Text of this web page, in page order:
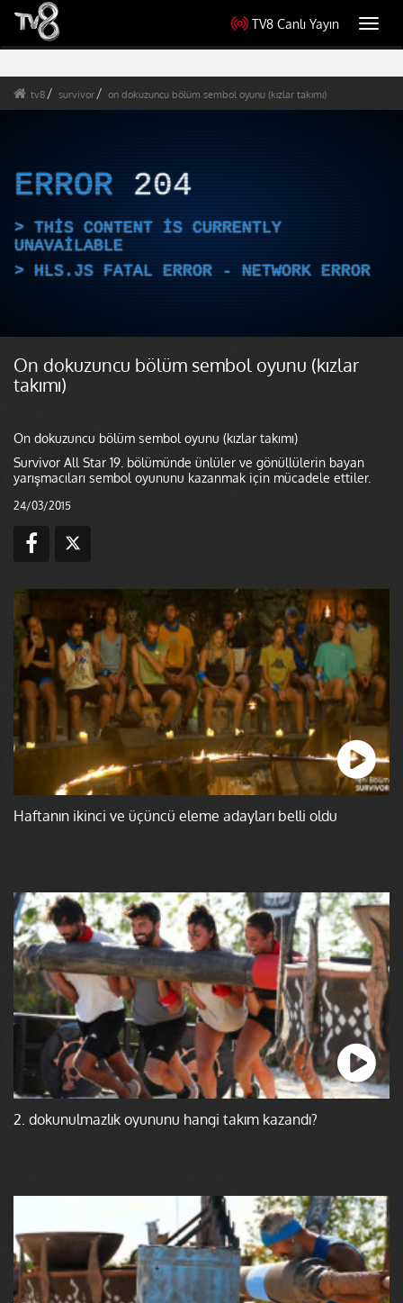
TV8 Canlı Yayın
tv8 survivor on dokuzuncu bölüm sembol oyunu (kızlar takımı)
ERROR 204
THIS CONTENT IS CURRENTLY
UNAVAILABLE
HLS.JS FATAL ERROR - NETWORK ERROR
On dokuzuncu bölüm sembol oyunu (kızlar
takımı)
On dokuzuncu bölüm sembol oyunu (kızlar takımı)
Survivor All Star 19. bölümünde ünlüler ve gönüllülerin bayan
yarışmacıları sembol oyununu kazanmak için mücadele ettiler.
24/03/2015
Haftanın ikinci ve üçüncü eleme adayları belli oldu
2. dokunulmazlık oyununu hangi takım kazandı?